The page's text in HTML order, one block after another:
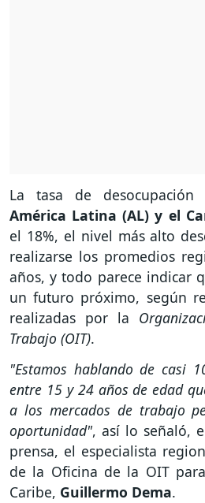
La tasa de
América Latina (AL) y el
el 18%, el nivel más alto
realizarse los promedios
años, y todo parece indicar
un futuro próximo, según
realizadas por la
Trabajo (OIT).
"Estamos hablando de casi
entre 15 y 24 años de edad
a los mercados de trabajo
oportunidad", así lo señaló,
prensa, el especialista
de la Oficina de la OIT
Caribe, Guillermo Dema.